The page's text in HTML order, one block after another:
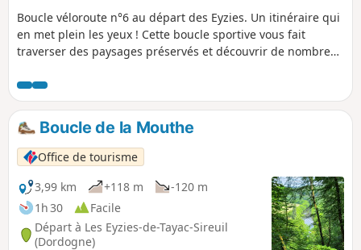
Boucle véloroute n°6 au départ des Eyzies. Un itinéraire qui
en met plein les yeux ! Cette boucle sportive vous fait
traverser des paysages préservés et découvrir de nombreux
grisantes, vous passerez notamment devant le Gisement du
Moustier et la Roque Saint-Christophe, en plein cœur du
Périgord Noir. Incontournable !
Boucle de la Mouthe
Office de tourisme
3,99 km
+118 m
-120 m
1h 30
Facile
Départ à Les Eyzies-de-Tayac-Sireuil
(Dordogne)